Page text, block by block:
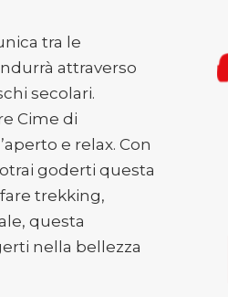
tra le
attraverso
secolari.
Cime di
e relax. Con
goderti questa
trekking,
questa
nella bellezza